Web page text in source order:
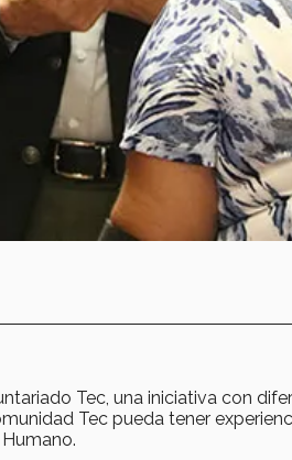
Tec, una iniciativa con
Tec pueda tener